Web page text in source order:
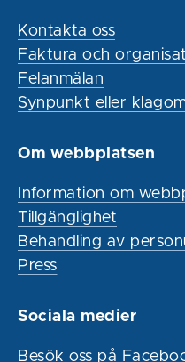
Kontakta oss
Faktura och
Felanmälan
Synpunkt eller
Om webbplatsen
Information om
Tillgänglighet
Behandling av
Press
Sociala medier
Besök oss på